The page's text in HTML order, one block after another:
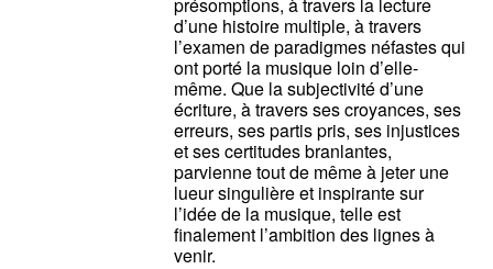
d’une histoire multiple, à travers
l’examen de paradigmes néfastes qui
ont porté la musique loin d’elle-
même. Que la subjectivité d’une
écriture, à travers ses croyances, ses
erreurs, ses partis pris, ses injustices
et ses certitudes branlantes,
parvienne tout de même à jeter une
lueur singulière et inspirante sur
l’idée de la musique, telle est
finalement l’ambition des lignes à
venir.